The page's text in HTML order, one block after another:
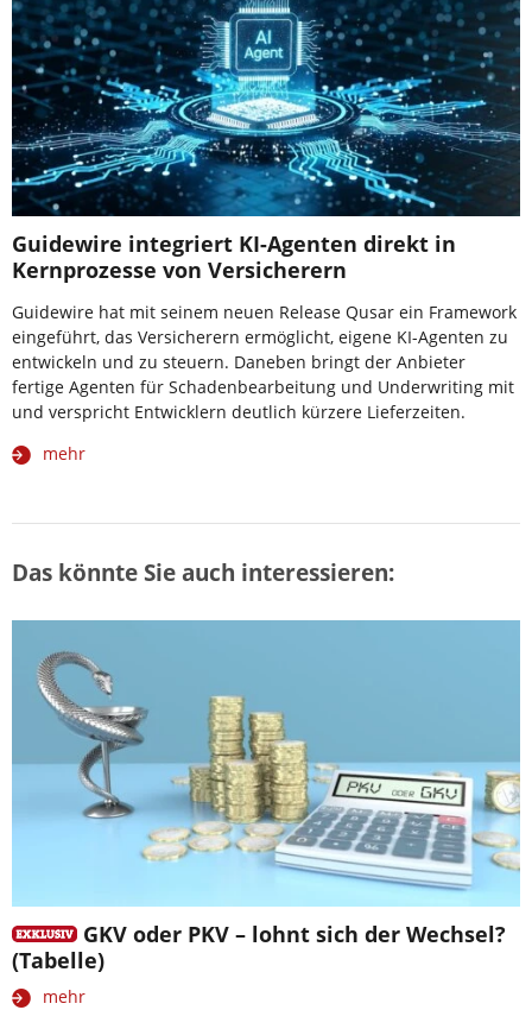
Guidewire integriert KI-Agenten direkt in
Kernprozesse von Versicherern
Guidewire hat mit seinem neuen Release Qusar ein Framework
eingeführt, das Versicherern ermöglicht, eigene KI-Agenten zu
entwickeln und zu steuern. Daneben bringt der Anbieter
fertige Agenten für Schadenbearbeitung und Underwriting mit
und verspricht Entwicklern deutlich kürzere Lieferzeiten.
mehr
Das könnte Sie auch interessieren:
GKV oder PKV – lohnt sich der Wechsel?
(Tabelle)
mehr